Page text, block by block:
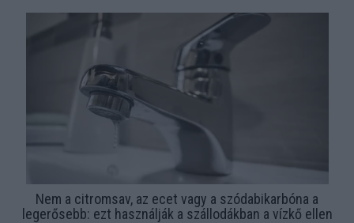
Nem a citromsav, az ecet vagy a szódabikarbóna a
legerősebb: ezt használják a szállodákban a vízkő ellen